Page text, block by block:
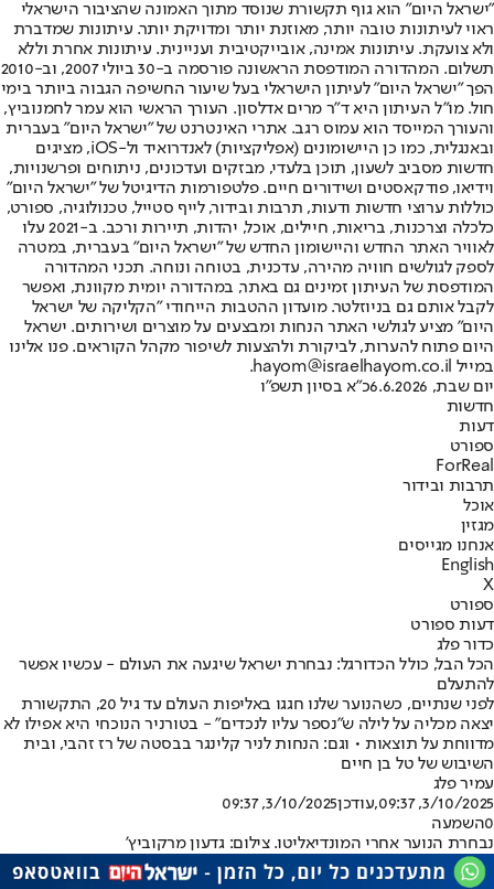
"ישראל היום" הוא גוף תקשורת שנוסד מתוך האמונה שהציבור הישראלי
ראוי לעיתונות טובה יותר, מאוזנת יותר ומדויקת יותר. עיתונות שמדברת
ולא צועקת. עיתונות אמינה, אובייקטיבית ועניינית. עיתונות אחרת וללא
תשלום. המהדורה המודפסת הראשונה פורסמה ב-30 ביולי 2007, וב-2010
הפך "ישראל היום" לעיתון הישראלי בעל שיעור החשיפה הגבוה ביותר בימי
חול. מו"ל העיתון היא ד"ר מרים אדלסון. העורך הראשי הוא עמר לחמנוביץ,
והעורך המייסד הוא עמוס רגב. אתרי האינטרנט של "ישראל היום" בעברית
ובאנגלית, כמו כן היישומונים (אפליקציות) לאנדרואיד ול-iOS, מציגים
חדשות מסביב לשעון, תוכן בלעדי, מבזקים ועדכונים, ניתוחים ופרשנויות,
וידיאו, פודקאסטים ושידורים חיים. פלטפורמות הדיגיטל של "ישראל היום"
כוללות ערוצי חדשות ודעות, תרבות ובידור, לייף סטייל, טכנולוגיה, ספורט,
כלכלה וצרכנות, בריאות, חיילים, אוכל, יהדות, תיירות ורכב. ב-2021 עלו
לאוויר האתר החדש והיישומון החדש של "ישראל היום" בעברית, במטרה
לספק לגולשים חוויה מהירה, עדכנית, בטוחה ונוחה. תכני המהדורה
המודפסת של העיתון זמינים גם באתר, במהדורה יומית מקוונת, ואפשר
לקבל אותם גם בניוזלטר. מועדון ההטבות הייחודי "הקליקה של ישראל
היום" מציע לגולשי האתר הנחות ומבצעים על מוצרים ושירותים. ישראל
היום פתוח להערות, לביקורת ולהצעות לשיפור מקהל הקוראים. פנו אלינו
במייל hayom@israelhayom.co.il.
יום שבת, 6.6.2026
כ"א בסיון תשפ"ו
חדשות
דעות
ספורט
ForReal
תרבות ובידור
אוכל
מגזין
אנחנו מגייסים
English
X
ספורט
דעות ספורט
כדור פלג
הכל הבל, כולל הכדורגל: נבחרת ישראל שיגעה את העולם - עכשיו אפשר
להתעלם
לפני שנתיים, כשהנוער שלנו חגגו באליפות העולם עד גיל 20, התקשורת
יצאה מכליה על לילה ש"נספר עליו לנכדים" - בטורניר הנוכחי היא אפילו לא
מדווחת על תוצאות • וגם: הנחות לניר קלינגר בבסטה של רז זהבי, ובית
השיבוש של טל בן חיים
עמיר פלג
3/10/2025, 09:37
,עודכן3/10/2025, 09:37
0השמעה
נבחרת הנוער אחרי המונדיאליטו. צילום: גדעון מרקוביץ'